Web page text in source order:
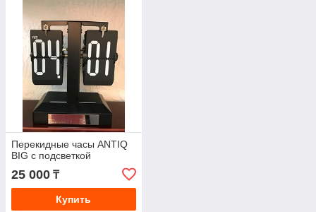
Перекидные часы ANTIQ
BIG с подсветкой
25 000 ₸
Купить